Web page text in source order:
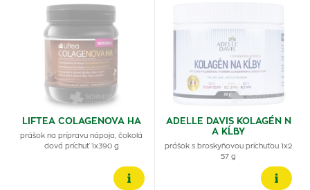
LIFTEA COLAGENOVA HA
prášok na prípravu nápoja, čokolá
dová príchuť 1x390 g
ADELLE DAVIS KOLAGÉN N
A KĹBY
prášok s broskyňovou príchuťou 1x2
57 g